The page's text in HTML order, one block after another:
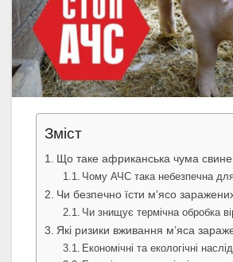
Зміст
Що таке африканська чума
Чому АЧС така небезпечна
Чи безпечно їсти м’ясо
Чи знищує термічна обробка
Які ризики вживання м’яса
Економічні та екологічні